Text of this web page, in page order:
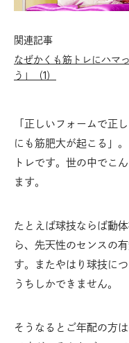
関連記事
なぜかくも筋トレにハマ
う」（1）
「正しいフォームで正
にも筋肥大が起こる」
トレです。世の中でこ
ます。
たとえば球技ならば動
ら、先天性のセンスの
す。またやはり球技に
うちしかできません。
そうなるとご年配の方